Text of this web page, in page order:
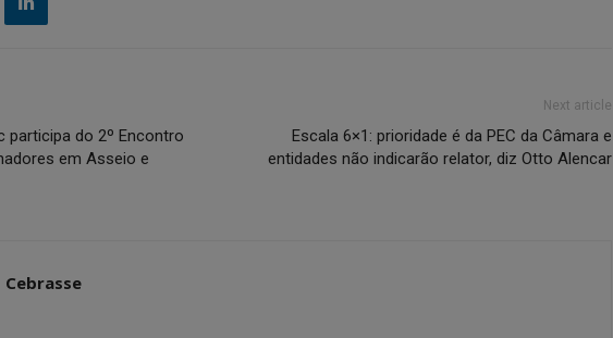
participa do 2º Encontro
em Asseio e
Next article
Escala 6×1: prioridade é da PEC da Câmara e
entidades não indicarão relator, diz Otto Alencar
Cebrasse